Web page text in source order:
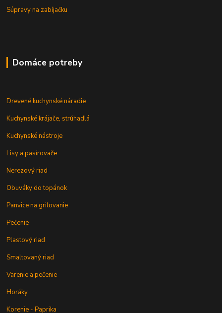
Súpravy na zabíjačku
Domáce potreby
Drevené kuchynské náradie
Kuchynské krájače, strúhadlá
Kuchynské nástroje
Lisy a pasírovače
Nerezový riad
Obuváky do topánok
Panvice na grilovanie
Pečenie
Plastový riad
Smaltovaný riad
Varenie a pečenie
Horáky
Korenie - Paprika